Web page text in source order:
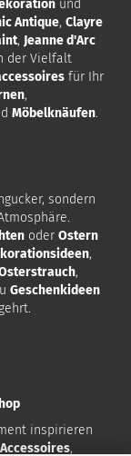
und
Antique, Clayre
, Jeanne d'Arc
der Vielfalt
für Ihr
,
Möbelknäufen.
sondern
oder Ostern
,
,
Geschenkideen
inspirieren
,